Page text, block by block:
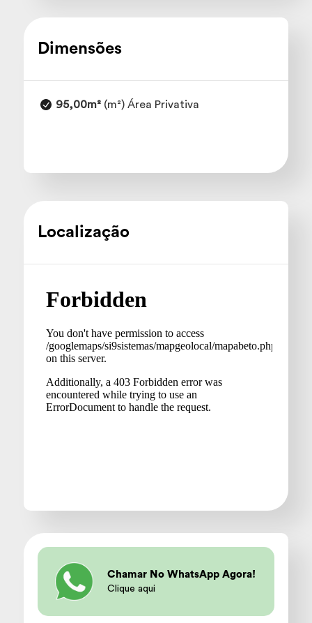
Dimensões
95,00m²(m²) Área Privativa
Localização
Chamar No WhatsApp Agora!
Clique aqui